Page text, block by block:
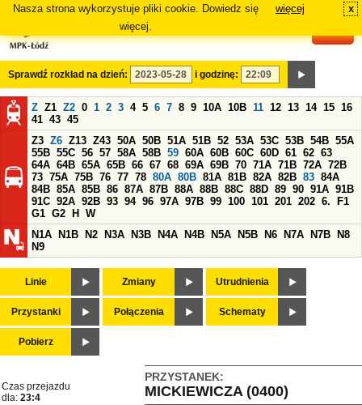
Nasza strona wykorzystuje pliki cookie. Dowiedz się
więcej.
więcej x
Sprawdź rozkład na dzień: i godzinę:
Z Z1 Z2 0 1 2 3 4 5 6 7 8 9 10A 10B 11 12 13 14 15 16
41 43 45
Z3 Z6 Z13 Z43 50A 50B 51A 51B 52 53A 53C 53B 54B 55A
55B 55C 56 57 58A 58B 59 60A 60B 60C 60D 61 62 63
64A 64B 65A 65B 66 67 68 69A 69B 70 71A 71B 72A 72B
73 75A 75B 76 77 78 80A 80B 81A 81B 82A 82B 83 84A
84B 85A 85B 86 87A 87B 88A 88B 88C 88D 89 90 91A 91B
91C 92A 92B 93 94 96 97A 97B 99 100 101 201 202 6.
F1
G1 G2 H
W
N1A
N1B N2 N3A N3B N4A N4B N5A N5B N6 N7A N7B
N8
N9
Linie Zmiany Utrudnienia
Przystanki Połączenia Schematy
Pobierz
PRZYSTANEK:
MICKIEWICZA (0400)
Czas przejazdu
dla: 23:4